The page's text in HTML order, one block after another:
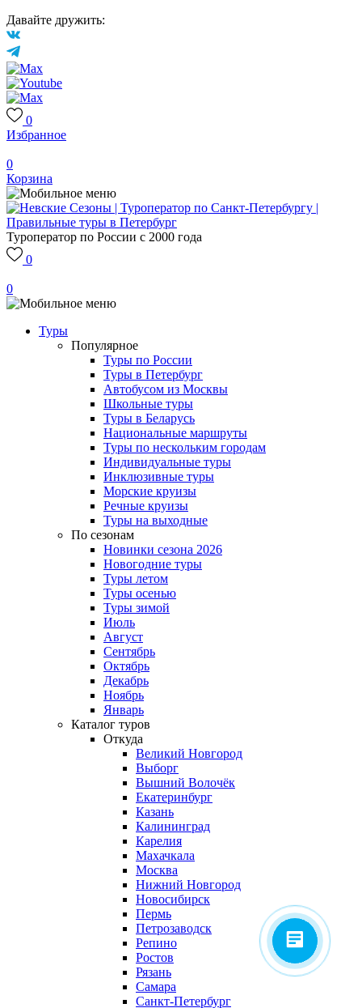
Давайте дружить:
0
Избранное
0
Корзина
Туроператор по России с 2000 года
0
0
Туры
Популярное
Туры по России
Туры в Петербург
Автобусом из Москвы
Школьные туры
Туры в Беларусь
Национальные маршруты
Туры по нескольким городам
Индивидуальные туры
Инклюзивные туры
Морские круизы
Речные круизы
Туры на выходные
По сезонам
Новинки сезона 2026
Новогодние туры
Туры летом
Туры осенью
Туры зимой
Июль
Август
Сентябрь
Октябрь
Декабрь
Ноябрь
Январь
Каталог туров
Откуда
Великий Новгород
Выборг
Вышний Волочёк
Екатеринбург
Казань
Калининград
Карелия
Махачкала
Москва
Нижний Новгород
Новосибирск
Пермь
Петрозаводск
Репино
Ростов
Рязань
Самара
Санкт-Петербург